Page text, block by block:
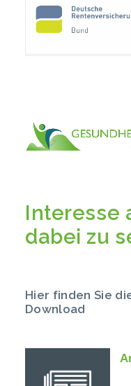
Interesse
dabei zu
Hier finden Sie
Download